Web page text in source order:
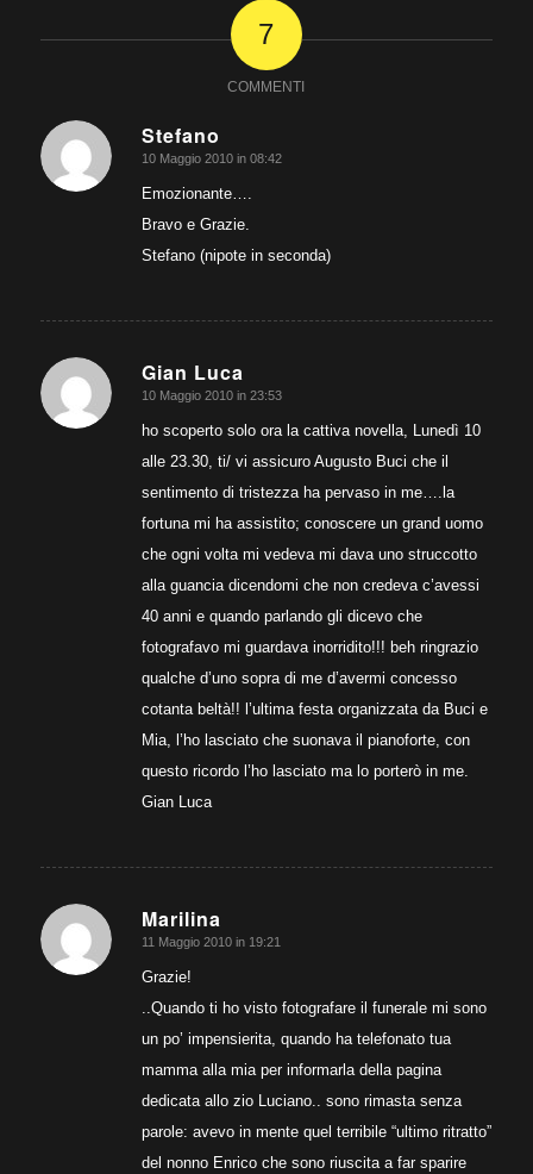
7
COMMENTI
Stefano
dice:
10 Maggio 2010 in 08:42
Emozionante….
Bravo e Grazie.
Stefano (nipote in seconda)
Gian Luca
dice:
10 Maggio 2010 in 23:53
ho scoperto solo ora la cattiva novella, Lunedì 10
alle 23.30, ti/ vi assicuro Augusto Buci che il
sentimento di tristezza ha pervaso in me….la
fortuna mi ha assistito; conoscere un grand uomo
che ogni volta mi vedeva mi dava uno struccotto
alla guancia dicendomi che non credeva c’avessi
40 anni e quando parlando gli dicevo che
fotografavo mi guardava inorridito!!! beh ringrazio
qualche d’uno sopra di me d’avermi concesso
cotanta beltà!! l’ultima festa organizzata da Buci e
Mia, l’ho lasciato che suonava il pianoforte, con
questo ricordo l’ho lasciato ma lo porterò in me.
Gian Luca
Marilina
dice:
11 Maggio 2010 in 19:21
Grazie!
..Quando ti ho visto fotografare il funerale mi sono
un po’ impensierita, quando ha telefonato tua
mamma alla mia per informarla della pagina
dedicata allo zio Luciano.. sono rimasta senza
parole: avevo in mente quel terribile “ultimo ritratto”
del nonno Enrico che sono riuscita a far sparire